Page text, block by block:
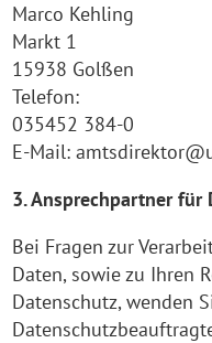
Marco Kehling
Markt 1
15938 Golßen
Telefon:
035452 384-0
E-Mail:
3. Ansprechpartner für
Bei Fragen zur
Daten, sowie zu Ihren
Datenschutz, wenden